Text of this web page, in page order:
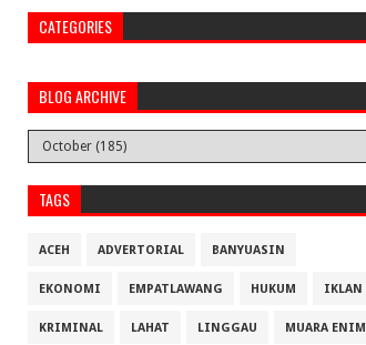
CATEGORIES
BLOG ARCHIVE
TAGS
ACEH ADVERTORIAL BANYUASIN
EKONOMI EMPATLAWANG HUKUM IKLAN
KRIMINAL LAHAT LINGGAU MUARA ENIM